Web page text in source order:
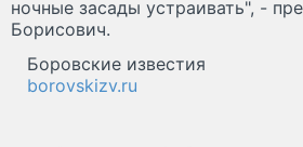
ночные засады устраивать", -
Борисович.
Боровские известия
borovskizv.ru